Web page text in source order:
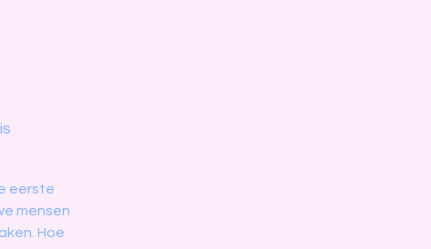
eerste
mensen
Hoe